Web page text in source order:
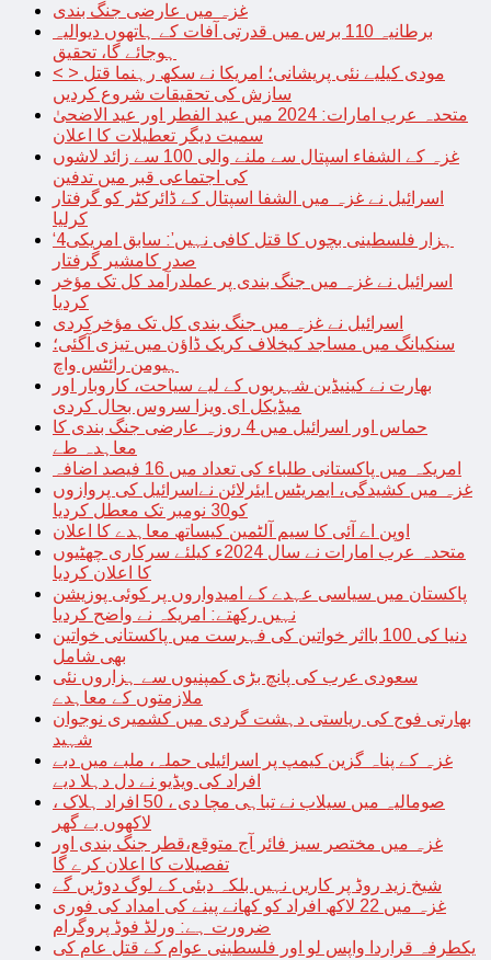
غزہ میں عارضی جنگ بندی
برطانیہ 110 برس میں قدرتی آفات کے ہاتھوں دیوالیہ
ہوجائے گا، تحقیق
< > مودی کیلیے نئی پریشانی؛ امریکا نے سکھ رہنما قتل
سازش کی تحقیقات شروع کردیں
متحدہ عرب امارات: 2024 میں عید الفطر اور عید الاضحیٰ
سمیت دیگر تعطیلات کا اعلان
غزہ کے الشفاء اسپتال سے ملنے والی 100 سے زائد لاشوں
کی اجتماعی قبر میں تدفین
اسرائیل نے غزہ میں الشفا اسپتال کے ڈائرکٹر کو گرفتار
کرلیا
‘4ہزار فلسطینی بچوں کا قتل کافی نہیں’: سابق امریکی
صدر کامشیر گرفتار
اسرائیل نے غزہ میں جنگ بندی پر عملدرآمد کل تک مؤخر
کردیا
اسرائیل نے غزہ میں جنگ بندی کل تک مؤخرکردی
سنکیانگ میں مساجد کیخلاف کریک ڈاؤن میں تیزی آگئی؛
ہیومن رائٹس واچ
بھارت نے کینیڈین شہریوں کے لیے سیاحت، کاروبار اور
میڈیکل ای ویزا سروس بحال کردی
حماس اور اسرائیل میں 4 روزہ عارضی جنگ بندی کا
معاہدہ طے
امریکہ میں پاکستانی طلباء کی تعداد میں 16 فیصد اضافہ
غزہ میں کشیدگی، ایمریٹس ایئرلائن نےاسرائیل کی پروازوں
کو30 نومبر تک معطل کردیا
اوپن اے آئی کا سیم آلٹمین کیساتھ معاہدے کا اعلان
متحدہ عرب امارات نے سال 2024ء کیلئے سرکاری چھٹیوں
کا اعلان کردیا
پاکستان میں سیاسی عہدے کے امیدواروں پر کوئی پوزیشن
نہیں رکھتے: امریکہ نے واضح کردیا
دنیا کی 100 بااثر خواتین کی فہرست میں پاکستانی خواتین
بھی شامل
سعودی عرب کی پانچ بڑی کمپنیوں سے ہزاروں نئی
ملازمتوں کے معاہدے
بھارتی فوج کی ریاستی دہشت گردی میں کشمیری نوجوان
شہید
غزہ کے پناہ گزین کیمپ پر اسرائیلی حملہ، ملبے میں دبے
افراد کی ویڈیو نے دل دہلا دیے
صومالیہ میں سیلاب نے تباہی مچا دی ، 50 افراد ہلاک ،
لاکھوں بے گھر
غزہ میں مختصر سیز فائر آج متوقع،قطر جنگ بندی اور
تفصیلات کا اعلان کرے گا
شیخ زید روڈ پر کاریں نہیں بلکہ دبئی کے لوگ دوڑیں گے
غزہ میں 22 لاکھ افراد کو کھانے پینے کی امداد کی فوری
ضرورت ہے: ورلڈ فوڈ پروگرام
یکطرفہ قراردا واپس لو اور فلسطینی عوام کے قتل عام کی